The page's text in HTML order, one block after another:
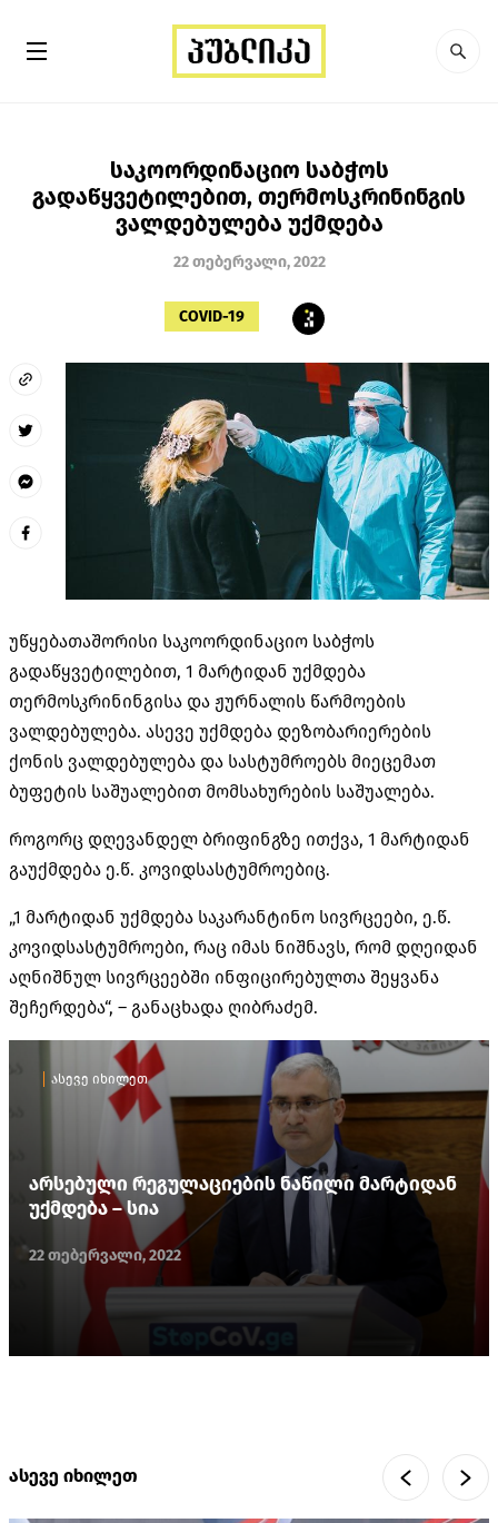
საკოორდინაციო საბჭოს
გადაწყვეტილებით, თერმოსკრინინგის
ვალდებულება უქმდება
22 თებერვალი, 2022
COVID-19
უწყებათაშორისი საკოორდინაციო საბჭოს
გადაწყვეტილებით, 1 მარტიდან უქმდება
თერმოსკრინინგისა და ჟურნალის წარმოების
ვალდებულება. ასევე უქმდება დეზობარიერების
ქონის ვალდებულება და სასტუმროებს მიეცემათ
ბუფეტის საშუალებით მომსახურების საშუალება.
როგორც დღევანდელ ბრიფინგზე ითქვა, 1 მარტიდან
გაუქმდება ე.წ. კოვიდსასტუმროებიც.
„1 მარტიდან უქმდება საკარანტინო სივრცეები, ე.წ.
კოვიდსასტუმროები, რაც იმას ნიშნავს, რომ დღეიდან
აღნიშნულ სივრცეებში ინფიცირებულთა შეყვანა
შეჩერდება“, – განაცხადა ღიბრაძემ.
ასევე იხილეთ
არსებული რეგულაციების ნაწილი მარტიდან
უქმდება – სია
22 თებერვალი, 2022
ასევე იხილეთ